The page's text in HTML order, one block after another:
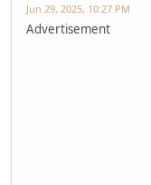
Jun 29, 2025, 10:27 PM
Advertisement